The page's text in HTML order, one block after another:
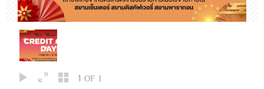
1 OF 1